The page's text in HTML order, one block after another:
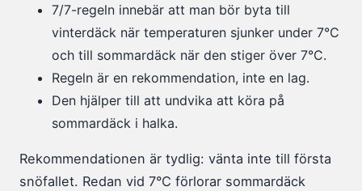
7/7-regeln innebär att man bör byta till
vinterdäck när temperaturen sjunker under 7°C
och till sommardäck när den stiger över 7°C.
Regeln är en rekommendation, inte en lag.
Den hjälper till att undvika att köra på
sommardäck i halka.
Rekommendationen är tydlig: vänta inte till första
snöfallet. Redan vid 7°C förlorar sommardäck